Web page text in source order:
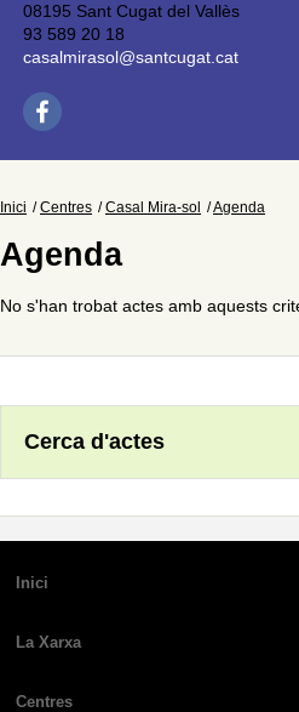
08195 Sant Cugat del Vallès
93 589 20 18
casalmirasol@santcugat.cat
Inici Centres Casal Mira-sol Agenda
Agenda
No s'han trobat actes amb aquests
Cerca d'actes
Inici
La Xarxa
Centres